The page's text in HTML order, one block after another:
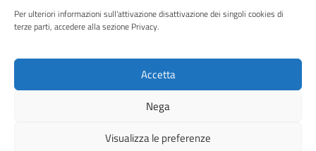
Per ulteriori informazioni sull'attivazione disattivazione dei singoli cookies di
terze parti, accedere alla sezione Privacy.
Accetta
Nega
Visualizza le preferenze
Instagram